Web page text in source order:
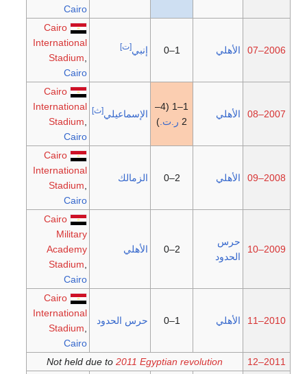
Cairo
2006–07 الأهلي 1–0 إنبي[ت]
Cairo
International
Stadium
Cairo
2007–08 الأهلي
1–1 (4–
2 ر.ت. )
الإسماعيلي[ث]
Cairo
International
Stadium
Cairo
2008–09 الأهلي 2–0 الزمالك
Cairo
International
Stadium
Cairo
2009–10
حرس
الحدود
2–0 الأهلي
Cairo
Military
Academy
Stadium
Cairo
2010–11 الأهلي 1–0 حرس الحدود
Cairo
International
Stadium
Cairo
2011–12
Not held due to 2011 Egyptian revolution